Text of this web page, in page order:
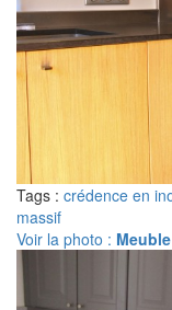
Tags : crédence en
massif
Voir la photo :